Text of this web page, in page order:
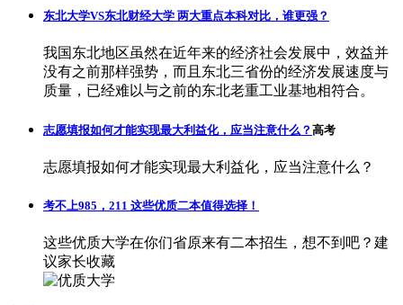
东北大学VS东北财经大学 两大重点本科对比，谁更强？
我国东北地区虽然在近年来的经济社会发展中，效益并
没有之前那样强势，而且东北三省份的经济发展速度与
质量，已经难以与之前的东北老重工业基地相符合。
志愿填报如何才能实现最大利益化，应当注意什么？ 高考
志愿填报如何才能实现最大利益化，应当注意什么？
考不上985，211 这些优质二本值得选择！
这些优质大学在你们省原来有二本招生，想不到吧？建
议家长收藏